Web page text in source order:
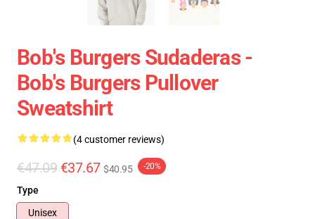
Bob's Burgers Sudaderas -
Bob's Burgers Pullover
Sweatshirt
(4 customer reviews)
€47.09 €37.67 $40.95 -20%
Type
Unisex